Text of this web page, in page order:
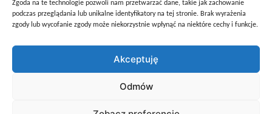
Zgoda na te technologie pozwoli nam przetwarzać dane, takie jak zachowanie
podczas przeglądania lub unikalne identyfikatory na tej stronie. Brak wyrażenia
zgody lub wycofanie zgody może niekorzystnie wpłynąć na niektóre cechy i funkcje.
Akceptuję
Odmów
gov.pl
Copyright © Zespół Szkół i Placówek Oświatowych Województwa